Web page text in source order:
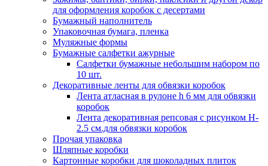
для оформления коробок с десертами
Бумажный наполнитель
Упаковочная бумага, пленка
Муляжные формы
Бумажные салфетки ажурные
Салфетки бумажные небольшим набором по
10 шт.
Декоративные ленты для обвязки коробок
Лента атласная в рулоне h 6 мм для обвязки
коробок
Лента декоративная репсовая с рисунком H-
2.5 см.для обвязки коробок
Прочая упаковка
Шляпные коробки
Картонные коробки для шоколадных плиток